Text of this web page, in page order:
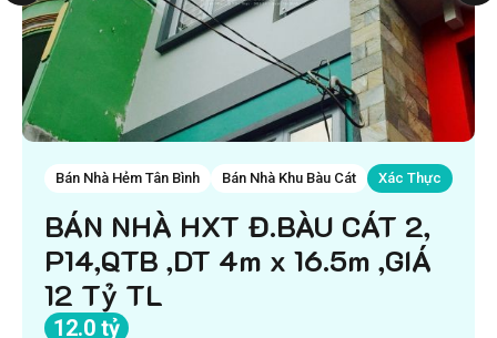
Bán Nhà Hẻm Tân Bình Bán Nhà Khu Bàu Cát Xác Thực
BÁN NHÀ HXT Đ.BÀU CÁT 2,
P14,QTB ,DT 4m x 16.5m ,GIÁ
12 Tỷ TL
12.0 tỷ